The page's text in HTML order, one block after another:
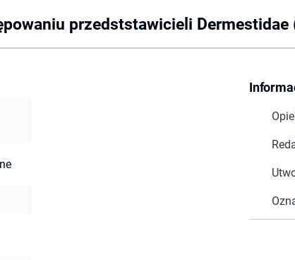
przedststawicieli Dermestidae